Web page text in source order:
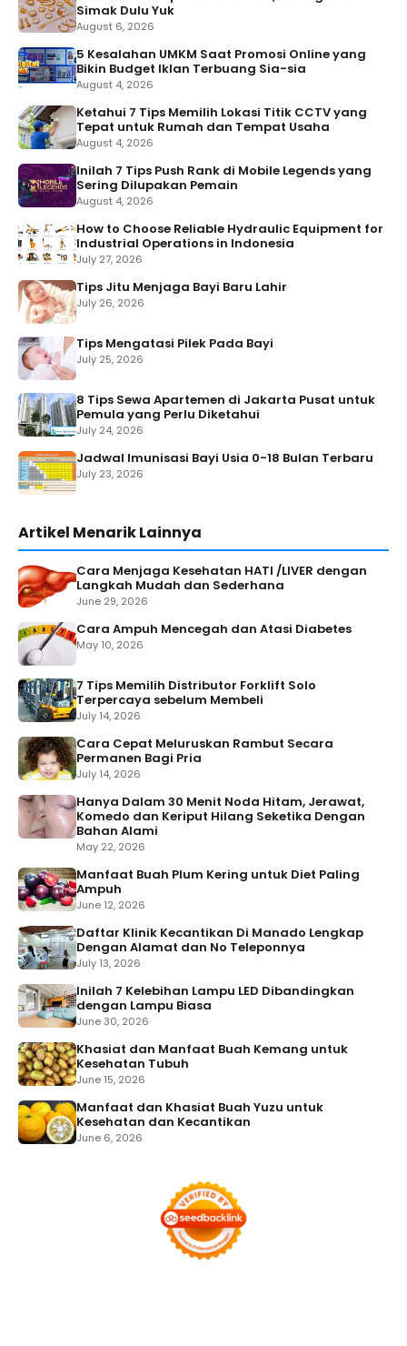
Simak Dulu Yuk
August 6, 2026
5 Kesalahan UMKM Saat Promosi Online yang
Bikin Budget Iklan Terbuang Sia-sia
August 4, 2026
Ketahui 7 Tips Memilih Lokasi Titik CCTV yang
Tepat untuk Rumah dan Tempat Usaha
August 4, 2026
Inilah 7 Tips Push Rank di Mobile Legends yang
Sering Dilupakan Pemain
August 4, 2026
How to Choose Reliable Hydraulic Equipment for
Industrial Operations in Indonesia
July 27, 2026
Tips Jitu Menjaga Bayi Baru Lahir
July 26, 2026
Tips Mengatasi Pilek Pada Bayi
July 25, 2026
8 Tips Sewa Apartemen di Jakarta Pusat untuk
Pemula yang Perlu Diketahui
July 24, 2026
Jadwal Imunisasi Bayi Usia 0-18 Bulan Terbaru
July 23, 2026
Artikel Menarik Lainnya
Cara Menjaga Kesehatan HATI /LIVER dengan
Langkah Mudah dan Sederhana
June 29, 2026
Cara Ampuh Mencegah dan Atasi Diabetes
May 10, 2026
7 Tips Memilih Distributor Forklift Solo
Terpercaya sebelum Membeli
July 14, 2026
Cara Cepat Meluruskan Rambut Secara
Permanen Bagi Pria
July 14, 2026
Hanya Dalam 30 Menit Noda Hitam, Jerawat,
Komedo dan Keriput Hilang Seketika Dengan
Bahan Alami
May 22, 2026
Manfaat Buah Plum Kering untuk Diet Paling
Ampuh
June 12, 2026
Daftar Klinik Kecantikan Di Manado Lengkap
Dengan Alamat dan No Teleponnya
July 13, 2026
Inilah 7 Kelebihan Lampu LED Dibandingkan
dengan Lampu Biasa
June 30, 2026
Khasiat dan Manfaat Buah Kemang untuk
Kesehatan Tubuh
June 15, 2026
Manfaat dan Khasiat Buah Yuzu untuk
Kesehatan dan Kecantikan
June 6, 2026